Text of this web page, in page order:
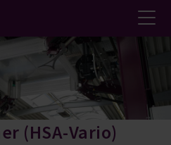
(HSA-Vario)